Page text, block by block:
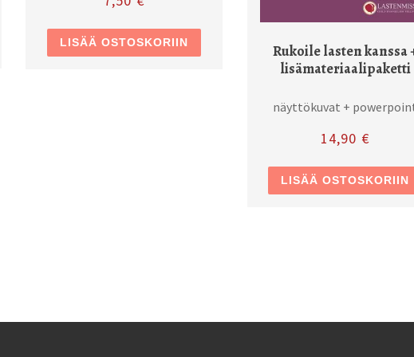
LISÄÄ OSTOSKORIIN
Rukoile lasten kanssa
lisämateriaalipaketti
näyttökuvat +
14,90 €
LISÄÄ OSTOSKORIIN